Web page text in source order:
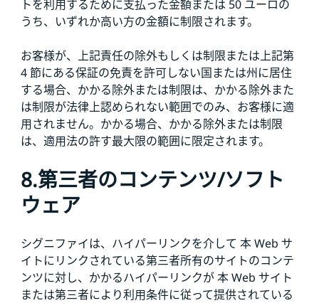
トを利用するために支払った金額または 50 ユーロの
うち、いずれか高い方の金額に制限されます。
お客様が、上記責任の除外もしくは制限または上記第
4 節にある保証の免責を許可しない国または州に居住
する場合、かかる除外または制限は、かかる除外また
は制限が法律上認められない範囲でのみ、お客様に適
用されません。かかる場合、かかる除外または制限
は、適用法の許す最大限の範囲に限定されます。
8.第三者のコンテンツ/ソフト
ウェア
シグニファイは、ハイパーリンクを介して 本 Web サ
イトにリンクされている第三者所有のサイトのコンテ
ンツに対し、かかるハイパーリンクが 本 Web サイト
または第三者により利用条件に従って提供されている